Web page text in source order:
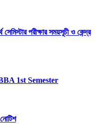
পরীক্ষার সময়সূচী ও কেন্দ্র
1st Semester